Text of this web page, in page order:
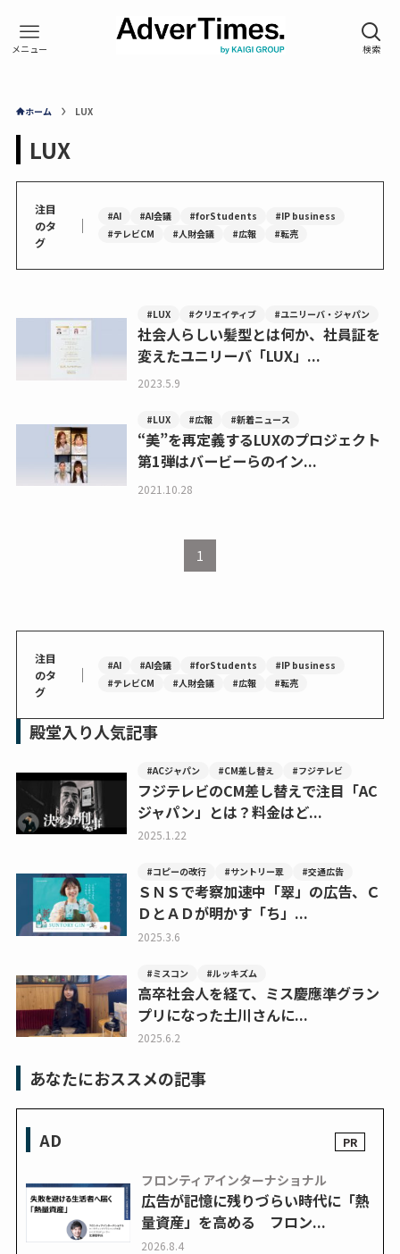
ホーム LUX
LUX
注目
のタ
グ
｜ #AI #AI会議 #forStudents
#IP business
#テレビCM
#人財会議 #広報 #転売
#LUX #クリエイティブ #ユニリーバ・ジャパン
社会人らしい髪型とは何か、社員証を
変えたユニリーバ「LUX」...
2023.5.9
#LUX #広報 #新着ニュース
“美”を再定義するLUXのプロジェクト
第1弾はバービーらのイン...
2021.10.28
1
注目
のタ
グ
｜ #AI #AI会議 #forStudents
#IP business
#テレビCM
#人財会議 #広報 #転売
殿堂入り人気記事
#ACジャパン #CM差し替え #フジテレビ
フジテレビのCM差し替えで注目「AC
ジャパン」とは？料金はど...
2025.1.22
#コピーの改行 #サントリー翠 #交通広告
ＳＮＳで考察加速中「翠」の広告、Ｃ
ＤとＡＤが明かす「ち」...
2025.3.6
#ミスコン #ルッキズム
高卒社会人を経て、ミス慶應準グラン
プリになった土川さんに...
2025.6.2
あなたにおススメの記事
AD
フロンティアインターナショナル
広告が記憶に残りづらい時代に「熱
量資産」を高める フロン...
2026.8.4